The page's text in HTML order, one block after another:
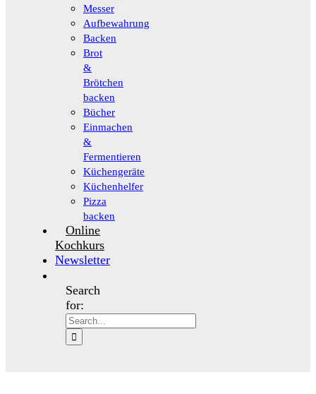
Messer
Aufbewahrung
Backen
Brot
&
Brötchen
backen
Bücher
Einmachen
&
Fermentieren
Küchengeräte
Küchenhelfer
Pizza
backen
Online
Kochkurs
Newsletter
Search
for: